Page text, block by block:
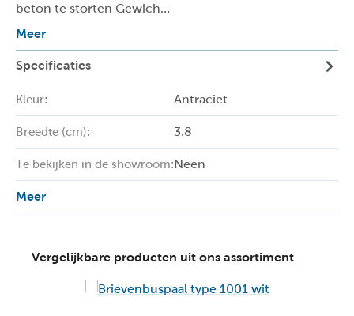
beton te storten Gewich…
Meer
Specificaties
Kleur: Antraciet
Breedte (cm): 3.8
Te bekijken in de showroom:Neen
Meer
Vergelijkbare producten uit ons assortiment